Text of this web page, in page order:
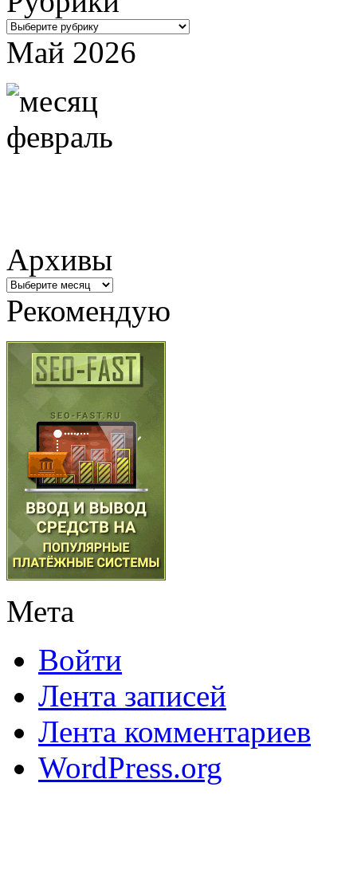
Рубрики
Май 2026
Архивы
Архивы
Рекомендую
Мета
Войти
Лента записей
Лента комментариев
WordPress.org